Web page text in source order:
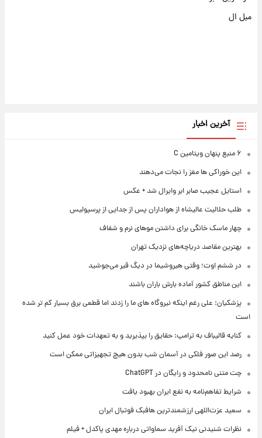
مبل ال
آخرین اخبار
۶ منبع پنهان ویتامین C
این خوراکی ها مغز را نجات می‌دهند
استایل عجیب صابر ابر وایرال شد + عکس
طلب حلالیت عالیشاه از هواداران پس از جدایی از پرسپولیس
چهار ماسک خانگی برای داشتن موهای نرم و شفاف
بهترین مقاصد دریاچه‌های نزدیک تهران
در ششم اوت؛ وقتی هیروشیما در دیگ قیر می‌جوشید
این مناطق کشور آماده بارش باران باشند
پزشکیان: علی رغم اینکه نیروگاه های ما را زدند اما قطعی برق بسیار کم تر شده
است
کنایه قالیباف به ترامپ: حقایق را بپذیرید و به تعهدات خود عمل کنید
رصد این صور فلکی در آسمان شب بدون هیچ تجهیزاتی ممکن است
چت متنی نامحدود و رایگان در ChatGPT
شرایط تفاهم‌نامه به نفع ایران بهبود یافت
سعید عزت‌اللهی ارزشمندترین هافبک فوتبال ایران
نظرات شنیدنی نیک آفرید سماواتی درباره مهدی پاکدل + فیلم